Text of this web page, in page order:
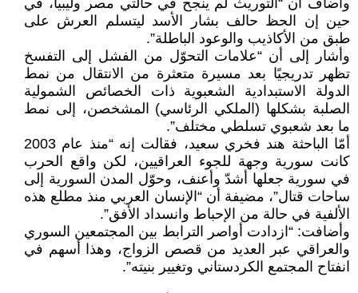
وأضاف أن “التوريث لم ينجح في حالتي مصر وليبيا، في
حين إن الحظ حالف بشار الأسد ليتسلم العرش على
طبق من الأكاذيب والوعود الباطلة”.
وأشار إلى أن “علامات التحوّل من الفشل إلى التفسخ
تظهر تدريجيًا بعد مسيرة متعثرة من الانتقال من نمط
الدولة الاستبدادية الشعبوية ذات الخصائص الشمولية
الصلبة بشكلها (الملكي الرئاسي) المشخصن، إلى نمط
ما بعد شعبوي تسلطي مختلف”.
أمّا الباحثة هند فخري سعيد، فقالت إنه “منذ عام 2003
كانت سورية وجهة للجوء العراقيين، لكن واقع الحرب
في سورية جعلها أشدّ وأعنف، وحوّل المدن السورية إلى
ساحات قتال”، مضيفة أن “الإنسان العربي منذ مطلع هذه
الألفية في حالة من الإحباط وانسداد الأفق”.
وأضافت: “ازدادت أواصر الترابط بين المجتمعين السوري
والعراقي عبر العديد من قصص الزواج، وهذا أسهم في
انفتاح المجتمع الكردستاني وتغيير بنيته”.